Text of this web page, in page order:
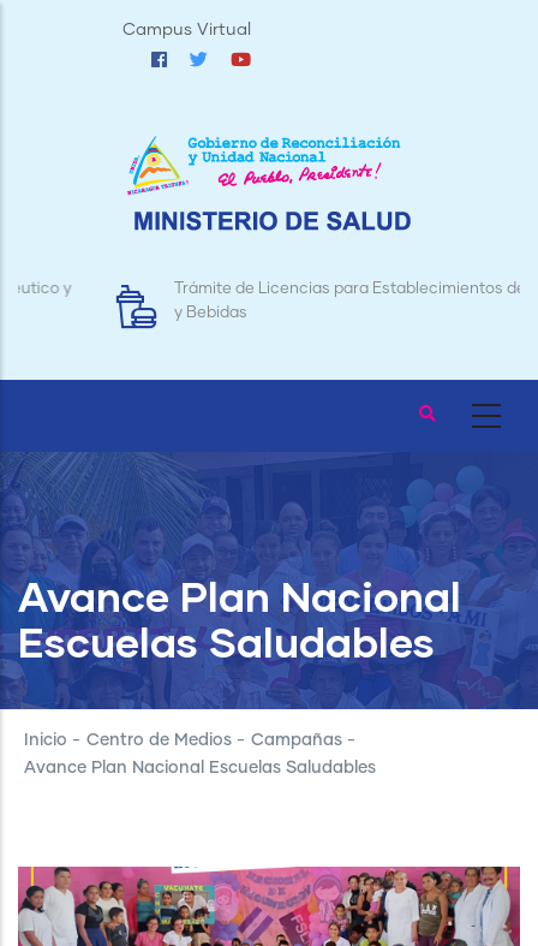
Campus Virtual
Trámite de Licencias para Establecimientos de Alimentos
y Bebidas
Avance Plan Nacional
Escuelas Saludables
Inicio - Centro de Medios - Campañas -
Avance Plan Nacional Escuelas Saludables